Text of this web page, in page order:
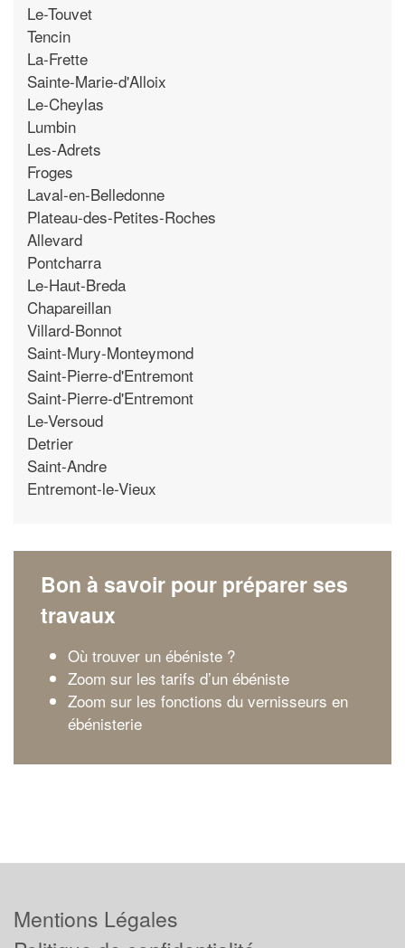
Le-Touvet
Tencin
La-Frette
Sainte-Marie-d'Alloix
Le-Cheylas
Lumbin
Les-Adrets
Froges
Laval-en-Belledonne
Plateau-des-Petites-Roches
Allevard
Pontcharra
Le-Haut-Breda
Chapareillan
Villard-Bonnot
Saint-Mury-Monteymond
Saint-Pierre-d'Entremont
Saint-Pierre-d'Entremont
Le-Versoud
Detrier
Saint-Andre
Entremont-le-Vieux
Bon à savoir pour préparer ses
travaux
Où trouver un ébéniste ?
Zoom sur les tarifs d’un ébéniste
Zoom sur les fonctions du vernisseurs en
ébénisterie
Mentions Légales